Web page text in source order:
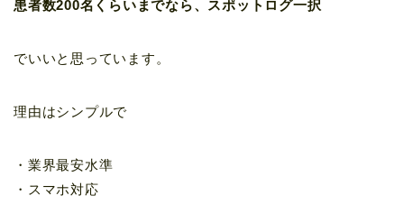
患者数200名くらいまでなら、スポットログ一択
でいいと思っています。
理由はシンプルで
・業界最安水準
・スマホ対応